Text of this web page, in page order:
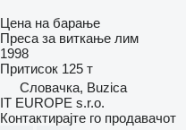
Цена на барање
Преса за виткање лим
1998
Притисок 125 т
Словачка, Buzica
IT EUROPE s.r.o.
Контактирајте го продавачот